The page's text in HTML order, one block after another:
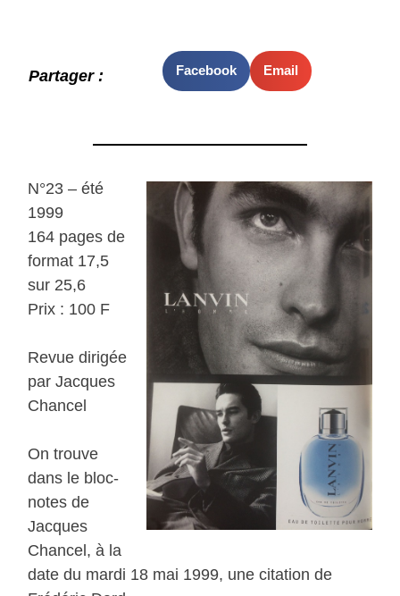
Partager : Facebook Email
N°23 – été
1999
164 pages de
format 17,5
sur 25,6
Prix : 100 F
Revue dirigée
par Jacques
Chancel
On trouve
dans le bloc-
notes de
Jacques
Chancel, à la
date du mardi 18 mai 1999, une citation de